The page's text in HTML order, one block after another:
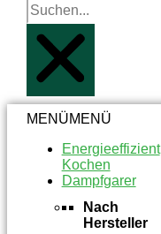
MENÜMENÜ
Energieeffizient
Kochen
Dampfgarer
Nach
Hersteller